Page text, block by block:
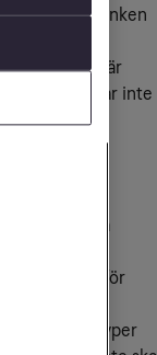
in på banken
online
att sidan är
dina pengar inte
att blockera
för
vilka typer